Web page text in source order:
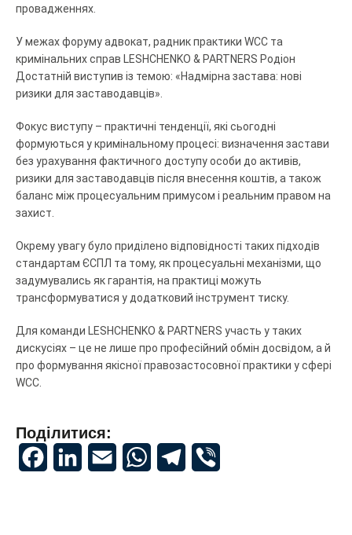
провадженнях.
У межах форуму адвокат, радник практики WCC та
кримінальних справ LESHCHENKO & PARTNERS Родіон
Достатній виступив із темою: «Надмірна застава: нові
ризики для заставодавців».
Фокус виступу – практичні тенденції, які сьогодні
формуються у кримінальному процесі: визначення застави
без урахування фактичного доступу особи до активів,
ризики для заставодавців після внесення коштів, а також
баланс між процесуальним примусом і реальним правом на
захист.
Окрему увагу було приділено відповідності таких підходів
стандартам ЄСПЛ та тому, як процесуальні механізми, що
задумувались як гарантія, на практиці можуть
трансформуватися у додатковий інструмент тиску.
Для команди LESHCHENKO & PARTNERS участь у таких
дискусіях – це не лише про професійний обмін досвідом, а й
про формування якісної правозастосовної практики у сфері
WCC.
Поділитися:
FacebookLinkedInEmail WhatsAppTelegram